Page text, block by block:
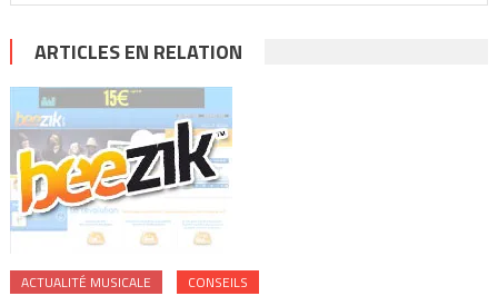
ARTICLES EN RELATION
ACTUALITÉ MUSICALE CONSEILS